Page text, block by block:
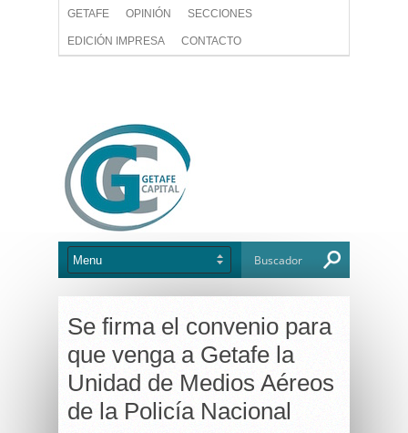
GETAFE OPINIÓN SECCIONES
EDICIÓN IMPRESA CONTACTO
Se firma el convenio para
que venga a Getafe la
Unidad de Medios Aéreos
de la Policía Nacional